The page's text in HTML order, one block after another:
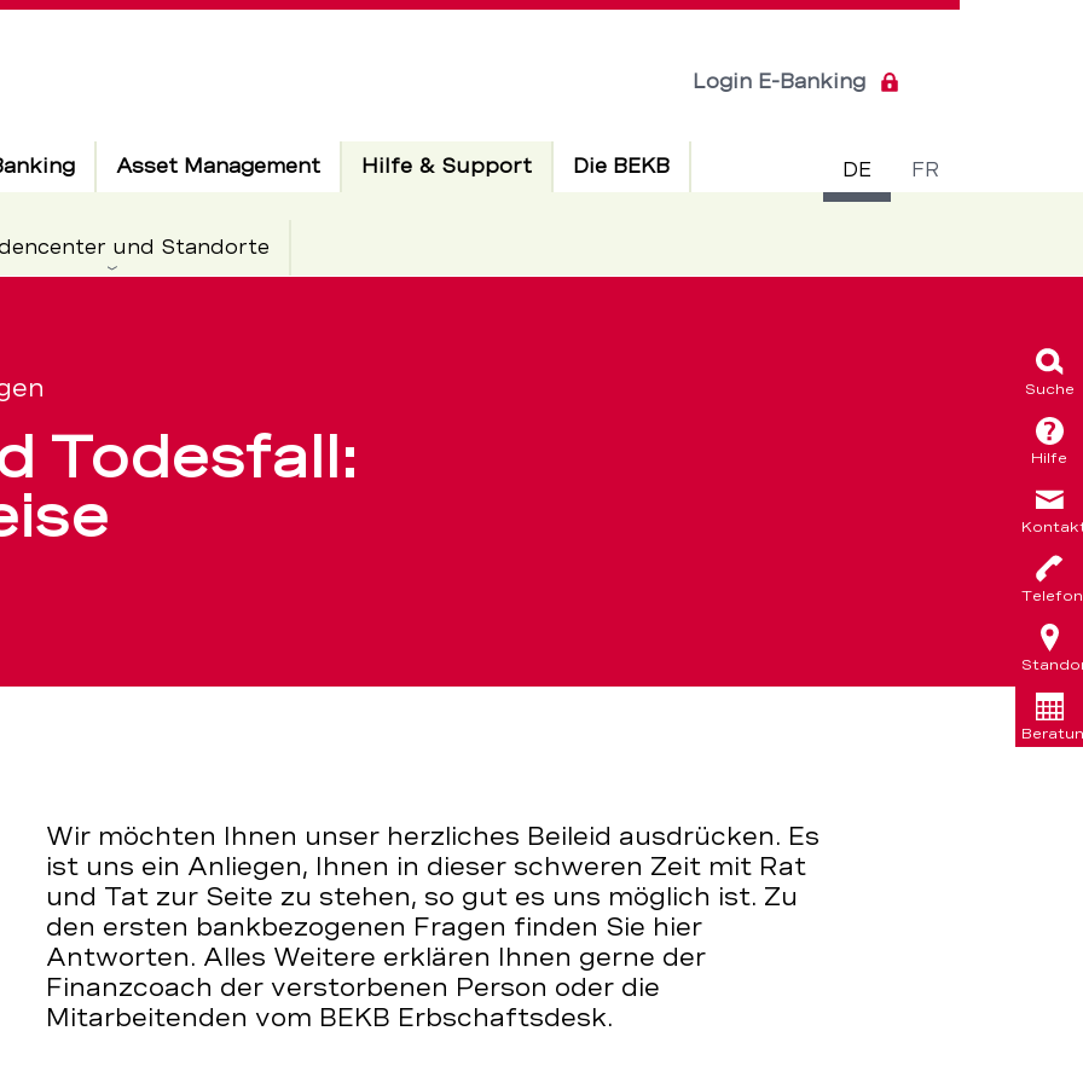
DE FR
Login E-Banking
Asset Management Hilfe & SupportAktiv
und Standorte
Die BEKB
Suche
Hilfe
Telefon
Todesfall:
Wir möchten Ihnen unser herzliches Beileid ausdrücken. Es
ist uns ein Anliegen, Ihnen in dieser schweren Zeit mit Rat
und Tat zur Seite zu stehen, so gut es uns möglich ist. Zu
den ersten bankbezogenen Fragen finden Sie hier
Antworten. Alles Weitere erklären Ihnen gerne der
Finanzcoach der verstorbenen Person oder die
Mitarbeitenden vom BEKB Erbschaftsdesk.